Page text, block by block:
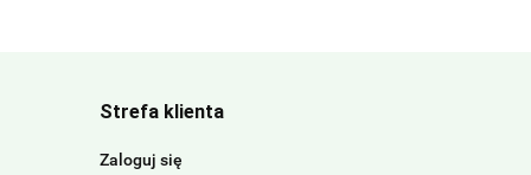
Strefa klienta
Zaloguj się